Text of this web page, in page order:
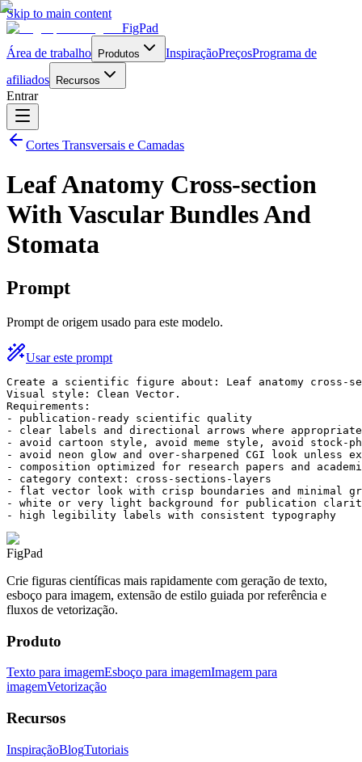
Skip to main content
FigPad
Área de trabalho
Produtos InspiraçãoPreçosPrograma de
afiliados
Recursos
Entrar
Cortes Transversais e Camadas
Leaf Anatomy Cross-section
With Vascular Bundles And
Stomata
Prompt
Prompt de origem usado para este modelo.
Usar este prompt
Create a scientific figure about: Leaf anatomy cross-
Visual style: Clean Vector.
Requirements:
- publication-ready scientific quality
- clear labels and directional arrows where appropriate
- avoid cartoon style, avoid meme style, avoid stock-
- avoid neon glow and over-sharpened CGI look unless
- composition optimized for research papers and
- category context: cross-sections-layers
- flat vector look with crisp boundaries and minimal
- white or very light background for publication
- high legibility labels with consistent typography
FigPad
Crie figuras científicas mais rapidamente com geração de texto,
esboço para imagem, extensão de estilo guiada por referência e
fluxos de vetorização.
Produto
Texto para imagemEsboço para imagemImagem para
imagemVetorização
Recursos
InspiraçãoBlogTutoriais